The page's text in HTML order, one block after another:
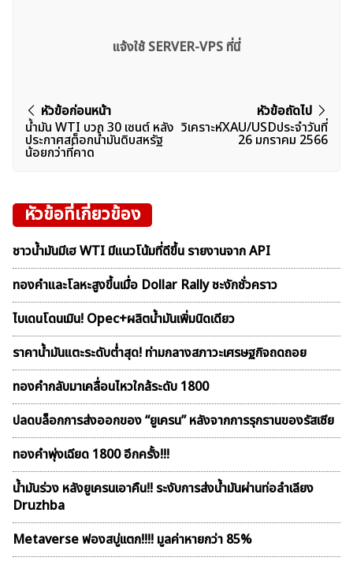
แจ้งใช้ SERVER-VPS ที่นี่
แนะแนว
เรื่อง
หัวข้อก่อนหน้า
น้ำมัน WTI บวก 30 เซนต์ หลัง
ประกาศสต็อกน้ำมันดิบสหรัฐ
น้อยกว่าที่คาด
หัวข้อถัดไป
วิเคราะห์XAU/USDประจำวันที่
26 มกราคม 2566
หัวข้อที่เกี่ยวข้อง
ชาวน้ำมันมีเฮ WTI มีแนวโน้มที่ดีขึ้น รายงานจาก API
ทองคำและโลหะสูงขึ้นเมื่อ Dollar Rally ชะงักชั่วคราว
ไบเดนโดนเมิน! Opec+ผลิตน้ำมันเพิ่มนิดเดียว
ราคาน้ำมันแตะระดับต่ำสุด! ท่ามกลางสภาวะเศรษฐกิจถดถอย
ทองคำกลับมาเคลื่อนไหวใกล้ระดับ 1800
ปลดบล็อกการส่งออกของ “ยูเครน” หลังจากการรุกรานของรัสเซีย
ทองคำพุ่งเฉียด 1800 อีกครั้ง!!!
น้ำมันร่วง หลังยูเครนเอาคืน!! ระงับการส่งน้ำมันผ่านท่อลำเลียง
Druzhba
Metaverse ฟองสบู่เเตก!!!! มูลค่าหายกว่า 85%